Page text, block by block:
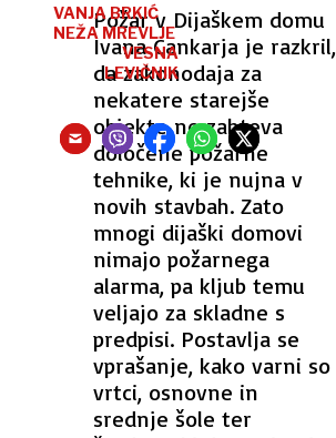
Požar v Dijaškem domu
Ivana Cankarja je razkril,
da zakonodaja za
nekatere starejše
objekte ne zahteva
določene požarne
tehnike, ki je nujna v
novih stavbah. Zato
mnogi dijaški domovi
nimajo požarnega
alarma, pa kljub temu
veljajo za skladne s
predpisi. Postavlja se
vprašanje, kako varni so
vrtci, osnovne in
srednje šole ter
VANJA BRKIĆ
NEŽA MREVLJE
VESNA
LEVIČNIK